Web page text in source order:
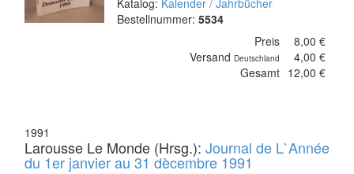
Katalog: Kalender / Jahrbücher
Bestellnummer: 5534
Preis
8,00 €
Versand Deutschland
4,00 €
Gesamt 12,00 €
1991
Larousse Le Monde (Hrsg.): Journal de L`Année
du 1er janvier au 31 dècembre 1991